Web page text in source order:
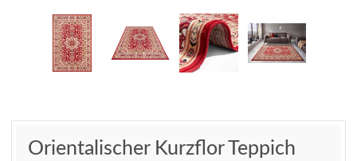
Orientalischer Kurzflor Teppich